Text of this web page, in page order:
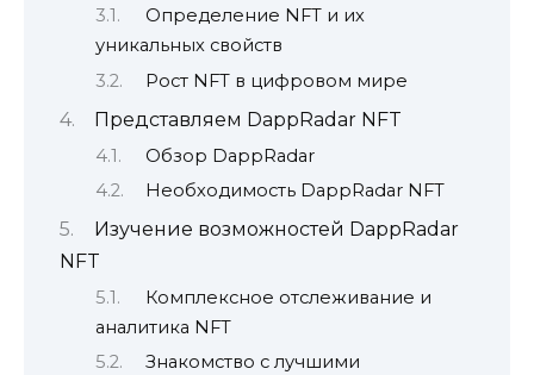
Определение NFT и их
уникальных свойств
Рост NFT в цифровом мире
Представляем DappRadar NFT
Обзор DappRadar
Необходимость DappRadar NFT
Изучение возможностей DappRadar
NFT
Комплексное отслеживание и
аналитика NFT
Знакомство с лучшими